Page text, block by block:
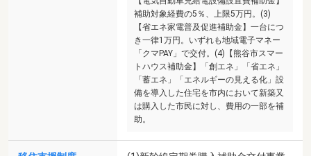
補助対象経費の5％、上限5万円。(3)
【省エネ家電普及促進補助金】一台につ
き一律1万円。いずれも地域電子マネー
「クマPAY」で交付。(4)【熊谷市スマー
トハウス補助金】「創エネ」「省エネ」
「蓄エネ」「エネルギーの見える化」設
備を導入した住宅を市内において新築又
は購入した市民に対し、費用の一部を補
助。